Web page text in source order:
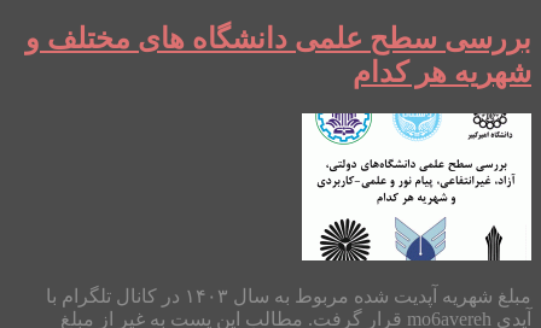
بررسی سطح علمی دانشگاه های مختلف و
شهریه هر کدام
مبلغ شهریه آپدیت شده مربوط به سال ۱۴۰۳ در کانال تلگرام با
آیدی mo6avereh قرار گرفت. مطالب این پست به غیر از مبلغ